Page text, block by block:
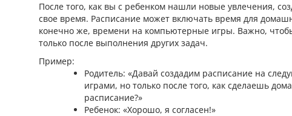
После того, как вы с ребенком нашли новые увлечения,
свое время. Расписание может включать время для
конечно же, времени на компьютерные игры. Важно,
только после выполнения других задач.
Пример:
Родитель: «Давай создадим расписание на
играми, но только после того, как сделаешь
расписание?»
Ребенок: «Хорошо, я согласен!»